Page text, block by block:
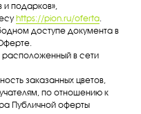
и подарков»,
https://pion.ru/oferta.
доступе документа в
расположенный в сети
заказанных цветов,
по отношению к
Публичной оферты